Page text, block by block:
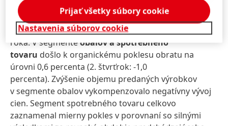
elektronický priemysel, ktoré dosiahli dvojciferný
organický rast obratu v porovnaní so slabým
rovnakým obdobím predchádzajúceho
roka. V segmenteobalov a spotrebného
tovaru došlo k organickému poklesu obratu na
úrovni 0,6 percenta (2. štvrťrok: -1,0
percenta). Zvýšenie objemu predaných výrobkov
v segmente obalov vykompenzovalo negatívny vývoj
cien. Segment spotrebného tovaru celkovo
zaznamenal mierny pokles v porovnaní so silnými
Nastavenia súborov cookie
Prijať všetky súbory cookie